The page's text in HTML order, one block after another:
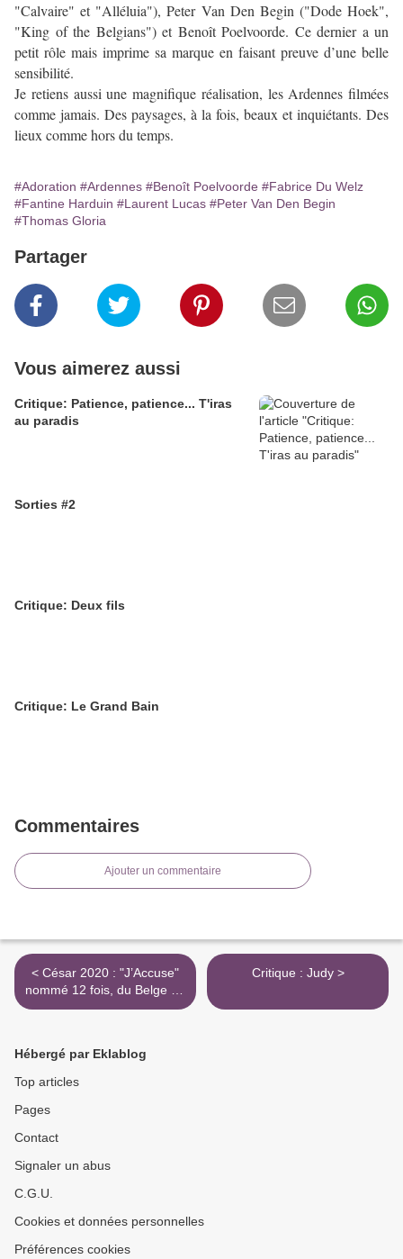
"Calvaire" et "Alléluia"), Peter Van Den Begin ("Dode Hoek",
"King of the Belgians") et Benoît Poelvoorde. Ce dernier a un
petit rôle mais imprime sa marque en faisant preuve d’une belle
sensibilité.
Je retiens aussi une magnifique réalisation, les Ardennes filmées
comme jamais. Des paysages, à la fois, beaux et inquiétants. Des
lieux comme hors du temps.
#Adoration #Ardennes #Benoît Poelvoorde #Fabrice Du Welz
#Fantine Harduin #Laurent Lucas #Peter Van Den Begin
#Thomas Gloria
Partager
Vous aimerez aussi
Critique: Patience, patience... T'iras
au paradis
Sorties #2
Critique: Deux fils
Critique: Le Grand Bain
Commentaires
Ajouter un commentaire
< César 2020 : "J’Accuse"
nommé 12 fois, du Belge en
lice
Critique : Judy >
Hébergé par Eklablog
Top articles
Pages
Contact
Signaler un abus
C.G.U.
Cookies et données personnelles
Préférences cookies